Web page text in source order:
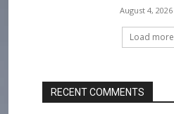
August 4, 2026
Load more
RECENT COMMENTS